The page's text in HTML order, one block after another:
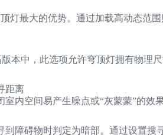
灯最大的优势。通过加载高动态范
本中，此选项允许穹顶灯拥有物理
距离
室内空间易产生噪点或“灰蒙蒙”的效
到障碍物时判定为暗部。通过设置搜